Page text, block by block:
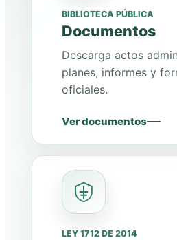
BIBLIOTECA PÚBLICA
Documentos
Descarga actos
planes, informes y
oficiales.
Ver documentos
LEY 1712 DE 2014